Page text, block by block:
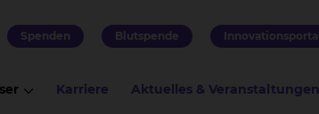
Spenden Blutspende Innovationsportal
Karriere Aktuelles & Veranstaltungen